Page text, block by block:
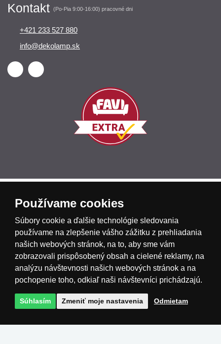
Kontakt (Po-Pia 9:00-16:00) pracovné dni
+421 233 527 880
info@dekolamp.sk
Česká republika Slovensko
Magyarország Österreich België
Nederland
Používame cookies
Súbory cookie a ďalšie technológie sledovania
používame na zlepšenie vášho zážitku z prehliadania
našich webových stránok, na to, aby sme vám
zobrazovali prispôsobený obsah a cielené reklamy, na
analýzu návštevnosti našich webových stránok a na
pochopenie toho, odkiaľ naši návštevníci prichádzajú.
Súhlasím Zmeniť moje nastavenia Odmietam